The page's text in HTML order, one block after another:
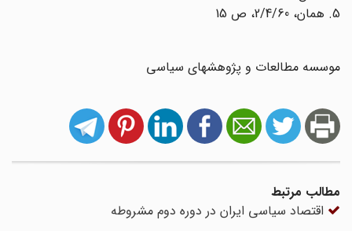
موسسه مطالعات و پژوهشهای سیاسی
مطالب مرتبط
اقتصاد سیاسی ایران در دوره دوم مشروطه